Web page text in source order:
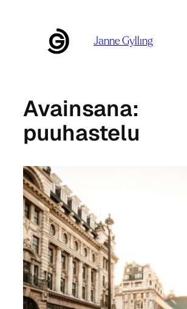
Janne Gylling
Avainsana:
puuhastelu